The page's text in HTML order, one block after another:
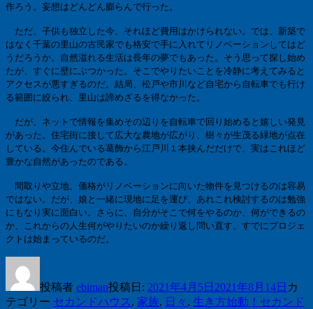
作ろう。妄想はどんどん膨らんで行った。
ただ、子供も独立した今、それほど費用はかけられない。では、新築で
はなく千葉の里山の古民家でも格安で手に入れてリノベーションしてはど
うだろうか。自然溢れる生活は長年の夢でもあった。そう思って探し始め
たが、すぐに壁にぶつかった。そこでやりたいことを冷静に考えてみると
アクセスが悪すぎるのだ。結局、松戸や市川など自宅から自転車でも行け
る範囲に絞られ、里山は諦めざるを得なかった。
だが、ネットで情報を集めその辺りを自転車で回り始めると嬉しい発見
があった。住宅街に接して広大な農地が広がり、樹々が生茂る緑地が点在
している。今住んでいる葛飾から江戸川１本挟んだだけで、実はこれほど
豊かな自然があったのである。
間取りや立地、価格がリノベーションに向いた物件を見つけるのは容易
ではない。だが、娘と一緒に現地に足を運び、あれこれ検討するのは勉強
にもなり実に面白い。さらに、自分がそこで何をやるのか、何ができるの
か、これからの人生何がやりたいのか繰り返し問い直す。すでにプロジェ
クトは始まっているのだ。
投稿者 ebiman投稿日: 2021年4月5日 2021年8月14日 カ
テゴリー セカンドハウス , 家族, 日々 , 生き方始動！セカンド